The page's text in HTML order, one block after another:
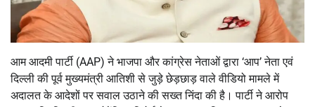
आम आदमी पार्टी (AAP) ने भाजपा और कांग्रेस नेताओं द्वारा ‘आप’ नेता एवं
दिल्ली की पूर्व मुख्यमंत्री आतिशी से जुड़े छेड़छाड़ वाले वीडियो मामले में
अदालत के आदेशों पर सवाल उठाने की सख्त निंदा की है। पार्टी ने आरोप